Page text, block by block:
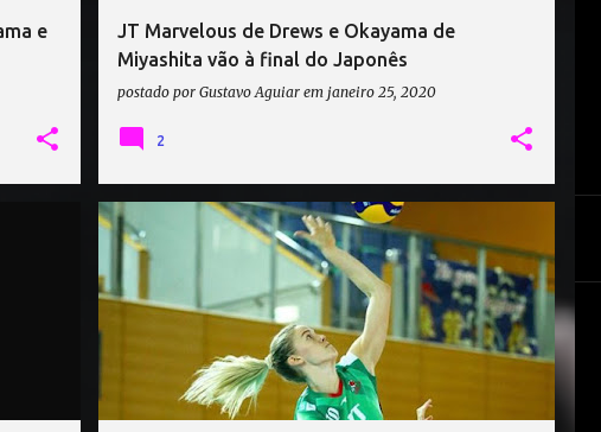
e
JT Marvelous de Drews e Okayama de
Miyashita vão à final do Japonês
postado por Gustavo Aguiar em janeiro 25, 2020
2
ANNIE DREWS CAMPEONATO JAPONÊS DE VÔLEI
+
JT MARVELOUS